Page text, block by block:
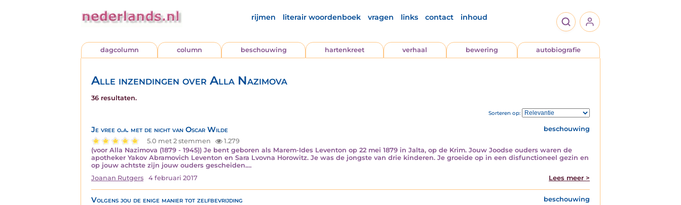
rijmen literair woordenboek vragen links contact inhoud
dagcolumn column beschouwing hartenkreet verhaal bewering autobiografie
Alle inzendingen over Alla Nazimova
36 resultaten.
Sorteren op:
Je vree o.a. met de nicht van Oscar Wilde
beschouwing
5.0 met 2 stemmen
1.279
(voor Alla Nazimova (1879 - 1945)) Je bent geboren als Marem-Ides Leventon op 22 mei 1879 in Jalta, op de Krim. Jouw Joodse ouders waren de
apotheker Yakov Abramovich Leventon en Sara Lvovna Horowitz. Je was de jongste van drie kinderen. Je groeide op in een disfunctioneel gezin en
op jouw achtste zijn jouw ouders gescheiden.…
Joanan Rutgers
4 februari 2017 Lees meer >
Volgens jou de enige manier tot zelfbevrijding
beschouwing